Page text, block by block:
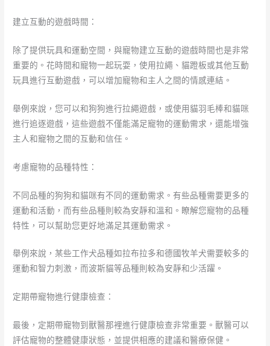
建立互動的遊戲時間：
除了提供玩具和運動空間，與寵物建立互動的遊戲時間也是非常
重要的。花時間和寵物一起玩耍，使用拉繩、貓蹬板或其他互動
玩具進行互動遊戲，可以增加寵物和主人之間的情感連結。
舉例來說，您可以和狗狗進行拉繩遊戲，或使用貓羽毛棒和貓咪
進行追逐遊戲，這些遊戲不僅能滿足寵物的運動需求，還能增強
主人和寵物之間的互動和信任。
考慮寵物的品種特性：
不同品種的狗狗和貓咪有不同的運動需求。有些品種需要更多的
運動和活動，而有些品種則較為安靜和溫和。瞭解您寵物的品種
特性，可以幫助您更好地滿足其運動需求。
舉例來說，某些工作犬品種如拉布拉多和德國牧羊犬需要較多的
運動和智力刺激，而波斯貓等品種則較為安靜和少活躍。
定期帶寵物進行健康檢查：
最後，定期帶寵物到獸醫那裡進行健康檢查非常重要。獸醫可以
評估寵物的整體健康狀態，並提供相應的建議和醫療保健。